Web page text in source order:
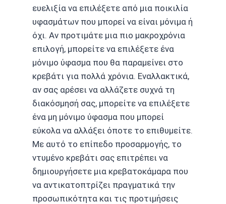
ευελιξία να επιλέξετε από μια ποικιλία
υφασμάτων που μπορεί να είναι μόνιμα ή
όχι. Αν προτιμάτε μια πιο μακροχρόνια
επιλογή, μπορείτε να επιλέξετε ένα
μόνιμο ύφασμα που θα παραμείνει στο
κρεβάτι για πολλά χρόνια. Εναλλακτικά,
αν σας αρέσει να αλλάζετε συχνά τη
διακόσμησή σας, μπορείτε να επιλέξετε
ένα μη μόνιμο ύφασμα που μπορεί
εύκολα να αλλάξει όποτε το επιθυμείτε.
Με αυτό το επίπεδο προσαρμογής, το
ντυμένο κρεβάτι σας επιτρέπει να
δημιουργήσετε μια κρεβατοκάμαρα που
να αντικατοπτρίζει πραγματικά την
προσωπικότητα και τις προτιμήσεις